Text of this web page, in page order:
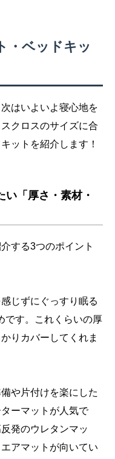
・ベッドキッ
はいよいよ寝心地を
クロスのサイズに合
ットを紹介します！
「厚さ・素材・
する3つのポイント
じずにぐっすり眠る
です。これくらいの厚
りカバーしてくれま
や片付けを楽にした
ーマットが人気で
発のウレタンマッ
アマットが向いてい